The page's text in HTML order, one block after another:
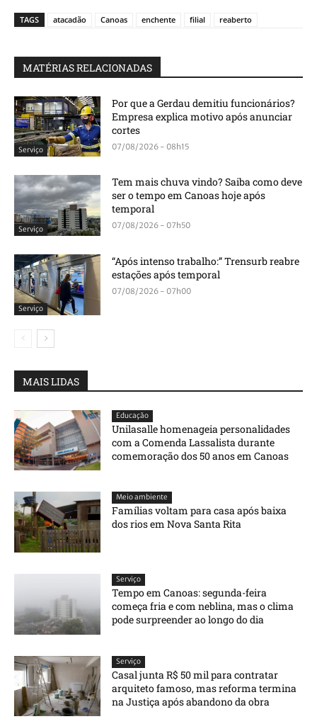
TAGS atacadão Canoas enchente filial reaberto
MATÉRIAS RELACIONADAS
Serviço
Por que a Gerdau demitiu funcionários?
Empresa explica motivo após anunciar
cortes
07/08/2026 - 08h15
Serviço
Tem mais chuva vindo? Saiba como deve
ser o tempo em Canoas hoje após
temporal
07/08/2026 - 07h50
Serviço
“Após intenso trabalho:” Trensurb reabre
estações após temporal
07/08/2026 - 07h00
MAIS LIDAS
Educação
Unilasalle homenageia personalidades
com a Comenda Lassalista durante
comemoração dos 50 anos em Canoas
Meio ambiente
Famílias voltam para casa após baixa
dos rios em Nova Santa Rita
Serviço
Tempo em Canoas: segunda-feira
começa fria e com neblina, mas o clima
pode surpreender ao longo do dia
Serviço
Casal junta R$ 50 mil para contratar
arquiteto famoso, mas reforma termina
na Justiça após abandono da obra